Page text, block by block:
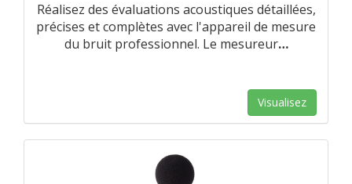
Réalisez des évaluations acoustiques détaillées,
précises et complètes avec l'appareil de mesure
du bruit professionnel. Le mesureur…
Visualisez